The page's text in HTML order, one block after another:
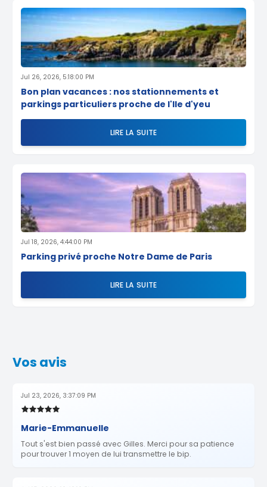
Jul 26, 2026, 5:18:00 PM
Bon plan vacances : nos stationnements et
parkings particuliers proche de l'Ile d'yeu
LIRE LA SUITE
Jul 18, 2026, 4:44:00 PM
Parking privé proche Notre Dame de Paris
LIRE LA SUITE
Vos avis
Jul 23, 2026, 3:37:09 PM
Marie-Emmanuelle
Tout s'est bien passé avec Gilles. Merci pour sa patience
pour trouver 1 moyen de lui transmettre le bip.